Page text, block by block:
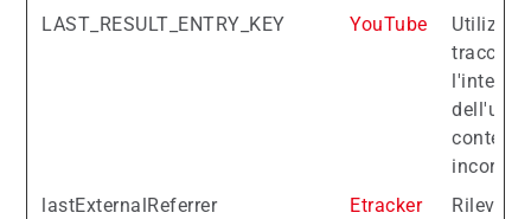
LAST_RESULT_ENTRY_KEY
YouTube
tracciare
lastExternalReferrer
Etracker
Rileva